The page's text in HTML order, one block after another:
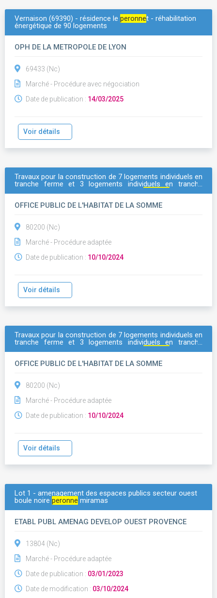
Vernaison (69390) - résidence le peronnet - réhabilitation
énergétique de 90 logements
OPH DE LA METROPOLE DE LYON
69433 (Nc)
Marché - Procédure avec négociation
Date de publication : 14/03/2025
Voir détails
Travaux pour la construction de 7 logements individuels en
tranche ferme et 3 logements individuels en tranche
OFFICE PUBLIC DE L'HABITAT DE LA SOMME
80200 (Nc)
Marché - Procédure adaptée
Date de publication : 10/10/2024
Voir détails
Travaux pour la construction de 7 logements individuels en
tranche ferme et 3 logements individuels en tranche
OFFICE PUBLIC DE L'HABITAT DE LA SOMME
80200 (Nc)
Marché - Procédure adaptée
Date de publication : 10/10/2024
Voir détails
Lot 1 - amenagement des espaces publics secteur ouest
boule noire peronne miramas
ETABL PUBL AMENAG DEVELOP OUEST PROVENCE
13804 (Nc)
Marché - Procédure adaptée
Date de publication : 03/01/2023
Date de modification : 03/10/2024